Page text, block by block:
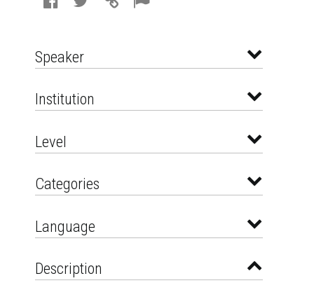
Speaker
Institution
Level
Categories
Language
Description